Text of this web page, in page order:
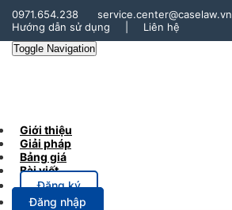
0971.654.238
service.center@caselaw.vn
Hướng dẫn sử dụng
Liên hệ
Toggle Navigation
Giới thiệu
Giải pháp
Bảng giá
Bài viết
Đăng ký
Đăng nhập